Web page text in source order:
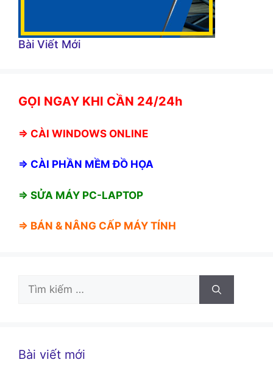
Bài Viết Mới
GỌI NGAY KHI CẦN 24/24h
⇒ CÀI WINDOWS ONLINE
⇒ CÀI PHẦN MỀM ĐỒ HỌA
⇒ SỬA MÁY PC-LAPTOP
⇒ BÁN & NÂNG CẤP MÁY TÍNH
Tìm
Bài viết mới